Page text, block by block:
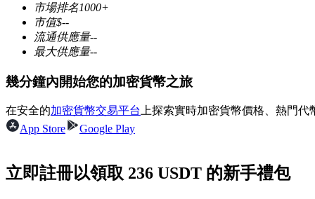
TradFi
市場排名1000+
市值$--
流通供應量--
最大供應量--
幾分鐘內開始您的加密貨幣之旅
在安全的加密貨幣交易平台 上探索實時加密貨幣價格、熱門代
App Store
Google Play
立即註冊以領取 236 USDT 的新手禮包